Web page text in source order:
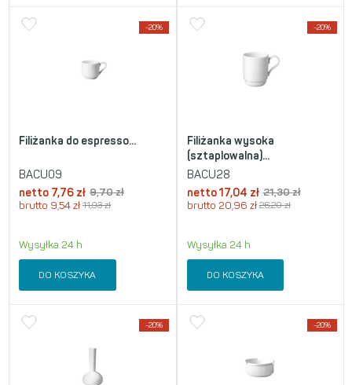
-20%
Filiżanka do espresso...
BACU09
netto 7,76 zł 9,70zł
brutto 9,54 zł 11,93zł
Wysyłka 24 h
DO KOSZYKA
-20%
Filiżanka wysoka
(sztaplowalna)...
BACU28
netto 17,04 zł 21,30zł
brutto 20,96 zł 26,20zł
Wysyłka 24 h
DO KOSZYKA
-20% -20%